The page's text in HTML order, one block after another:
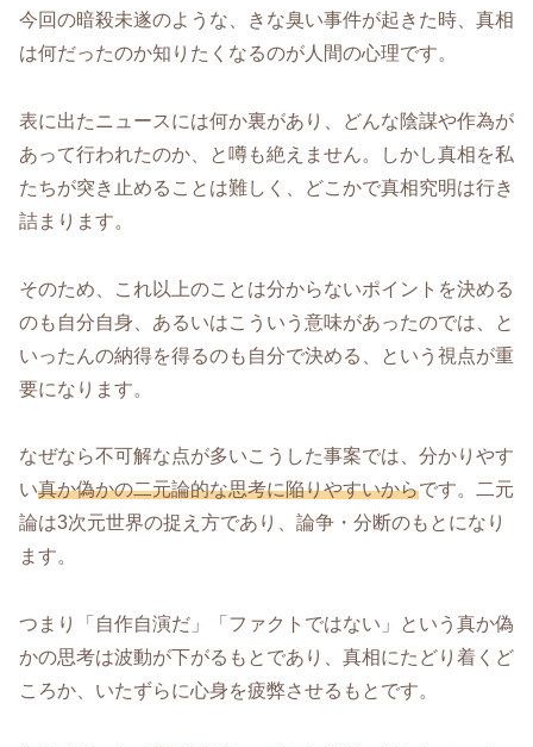
今回の暗殺未遂のような、きな臭い事件が起きた時、真相
は何だったのか知りたくなるのが人間の心理です。
表に出たニュースには何か裏があり、どんな陰謀や作為が
あって行われたのか、と噂も絶えません。しかし真相を私
たちが突き止めることは難しく、どこかで真相究明は行き
詰まります。
そのため、これ以上のことは分からないポイントを決める
のも自分自身、あるいはこういう意味があったのでは、と
いったんの納得を得るのも自分で決める、という視点が重
要になります。
なぜなら不可解な点が多いこうした事案では、分かりやす
い真か偽かの二元論的な思考に陥りやすいからです。二元
論は3次元世界の捉え方であり、論争・分断のもとになり
ます。
つまり「自作自演だ」「ファクトではない」という真か偽
かの思考は波動が下がるもとであり、真相にたどり着くど
ころか、いたずらに心身を疲弊させるもとです。